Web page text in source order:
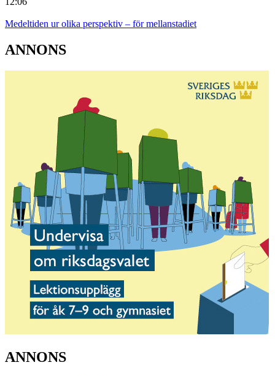
Medeltiden ur olika perspektiv – för mellanstadiet
ANNONS
ANNONS